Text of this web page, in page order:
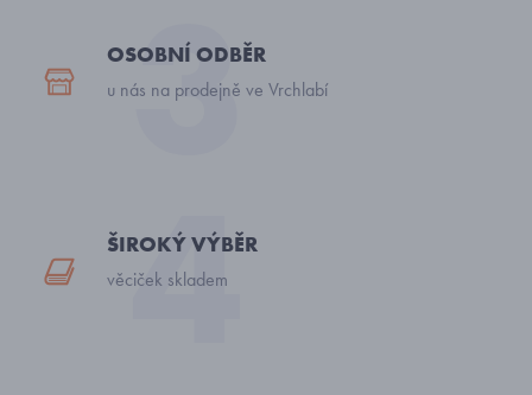
OSOBNÍ ODBĚR
u nás na prodejně ve Vrchlabí
ŠIROKÝ VÝBĚR
věciček skladem